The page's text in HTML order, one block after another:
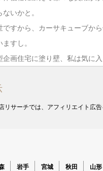
いかと。
ですから、カーサキューブか
すし。
企画住宅に塗り壁、私は気に入
リサーチでは、アフィリエイト広告
岩手 宮城 秋田 山形